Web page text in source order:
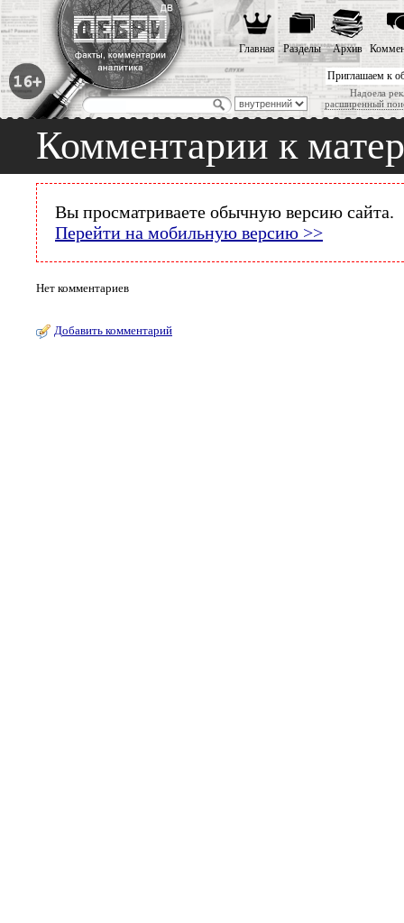
Приглашаем к
Надоела
расширенный
Главная Разделы Архив
Комментарии к
Вы просматриваете обычную версию сайта.
Перейти на мобильную версию >>
Нет комментариев
Добавить комментарий